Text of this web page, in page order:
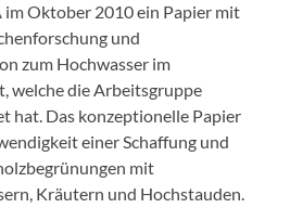
im Oktober 2010 ein Papier mit
und
zum Hochwasser im
welche die Arbeitsgruppe
hat. Das konzeptionelle Papier
einer Schaffung und
mit
Kräutern und Hochstauden.